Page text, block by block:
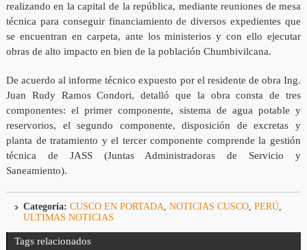
realizando en la capital de la república, mediante reuniones de mesa
técnica para conseguir financiamiento de diversos expedientes que
se encuentran en carpeta, ante los ministerios y con ello ejecutar
obras de alto impacto en bien de la población Chumbivilcana.
De acuerdo al informe técnico expuesto por el residente de obra Ing.
Juan Rudy Ramos Condori, detalló que la obra consta de tres
componentes: el primer componente, sistema de agua potable y
reservorios, el segundo componente, disposición de excretas y
planta de tratamiento y el tercer componente comprende la gestión
técnica de JASS (Juntas Administradoras de Servicio y
Saneamiento).
Categoría: CUSCO EN PORTADA, NOTICIAS CUSCO, PERÚ,
ULTIMAS NOTICIAS
Tags relacionados